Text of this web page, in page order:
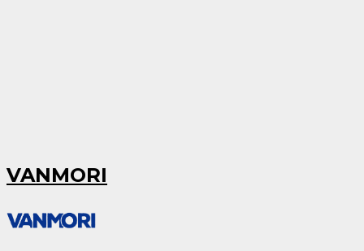
VANMORI